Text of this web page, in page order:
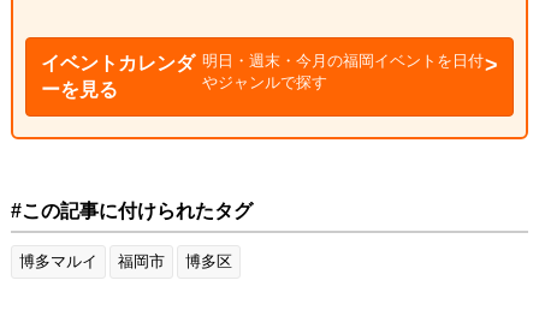
イベントカレンダ
ーを見る
明日・週末・今月の福岡イベントを日付
やジャンルで探す
#この記事に付けられたタグ
博多マルイ 福岡市 博多区